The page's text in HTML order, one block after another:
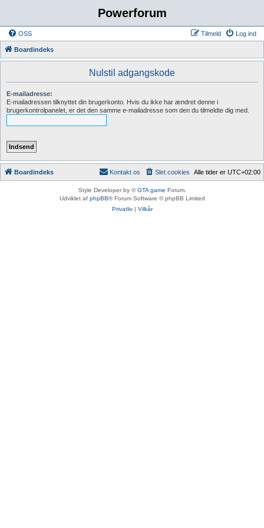
Powerforum
OSS Log ind
Tilmeld
Boardindeks
Nulstil adgangskode
E-mailadresse:
E-mailadressen tilknyttet din brugerkonto. Hvis du ikke har ændret denne i
brugerkontrolpanelet, er det den samme e-mailadresse som den du tilmeldte dig med.
Boardindeks Alle tider er UTC+02:00
Slet cookies
Kontakt os
Style Developer by ©GTA game Forum.
Udviklet af phpBB® Forum Software © phpBB Limited
Privatliv| Vilkår